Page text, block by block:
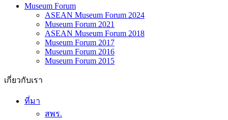
Museum Forum
ASEAN Museum Forum 2024
Museum Forum 2021
ASEAN Museum Forum 2018
Museum Forum 2017
Museum Forum 2016
Museum Forum 2015
เกี่ยวกับเรา
ที่มา
สพร.